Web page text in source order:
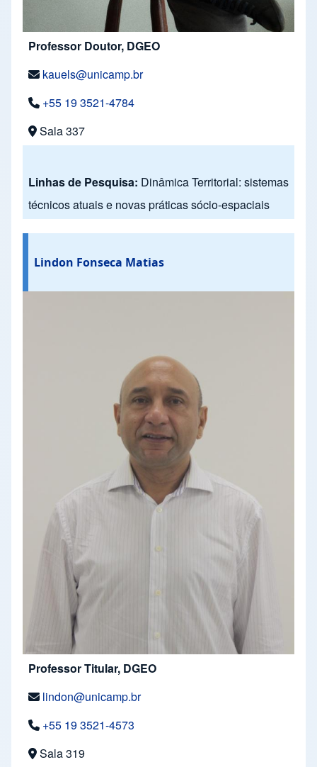
Professor Doutor, DGEO
kauels@unicamp.br
+55 19 3521-4784
Sala 337
Linhas de Pesquisa: Dinâmica Territorial: sistemas
técnicos atuais e novas práticas sócio-espaciais
Lindon Fonseca Matias
Professor Titular, DGEO
lindon@unicamp.br
+55 19 3521-4573
Sala 319